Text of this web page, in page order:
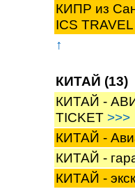
КИПР из
ICS
↑
КИТАЙ (13)
КИТАЙ -
TICKET >>>
КИТАЙ -
КИТАЙ -
КИТАЙ -